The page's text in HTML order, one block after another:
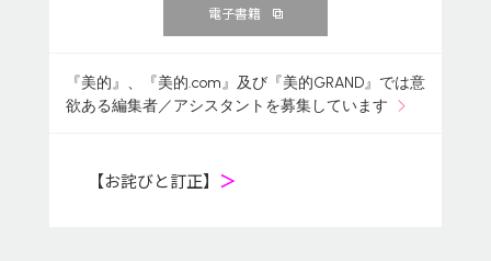
電子書籍
『美的』、『美的.com』及び『美的GRAND』では意
欲ある編集者／アシスタントを募集しています
【お詫びと訂正】 ＞